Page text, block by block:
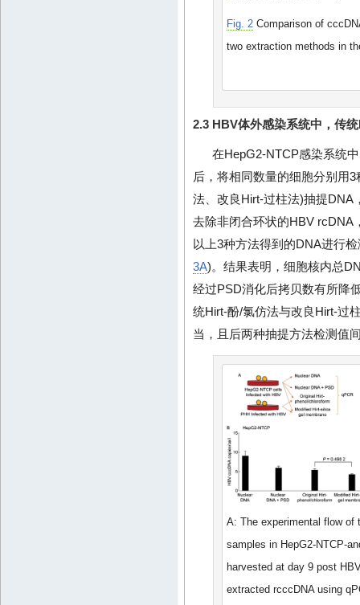
Fig. 2Comparison of
two extraction methods in
2.3 HBV体外感染系统中，传
在HepG2-NTCP感染系统
后，将相同数量的细胞分别用
法、改良Hirt-过柱法)抽提DNA
去除非闭合环状的HBV
以上3种方法得到的DNA进行
3A)。结果表明，细胞核内总
经过PSD消化后拷贝数有所降
统Hirt-酚/氯仿法与改良Hirt-过
当，且后两种抽提方法检测值
A: The experimental flow of
samples in HepG2-NTCP-
harvested at day 9 post
extracted rcccDNA using